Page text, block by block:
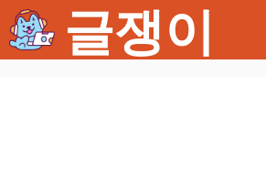
텐
츠
글쟁이